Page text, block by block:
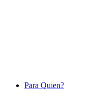
Para Quien?